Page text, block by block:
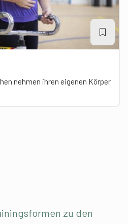
nehmen ihren eigenen Körper
zu den